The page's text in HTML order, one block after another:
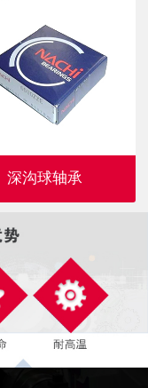
深沟球轴承